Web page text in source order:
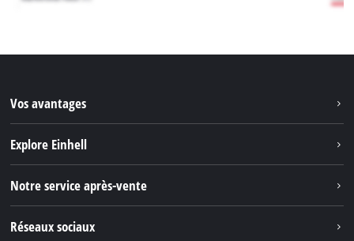
Vos avantages
Explore Einhell
Einhell Germany AG
Notre service après-vente
Réseaux sociaux